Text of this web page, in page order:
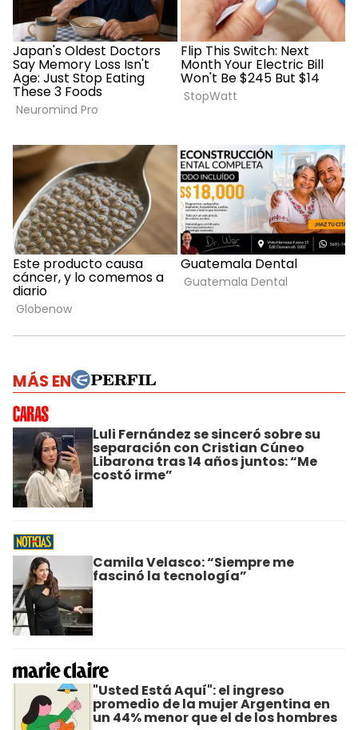
MÁS EN
Luli Fernández se sinceró sobre su
separación con Cristian Cúneo
Libarona tras 14 años juntos: “Me
costó irme”
Camila Velasco: “Siempre me
fascinó la tecnología”
"Usted Está Aquí": el ingreso
promedio de la mujer Argentina en
un 44% menor que el de los hombres